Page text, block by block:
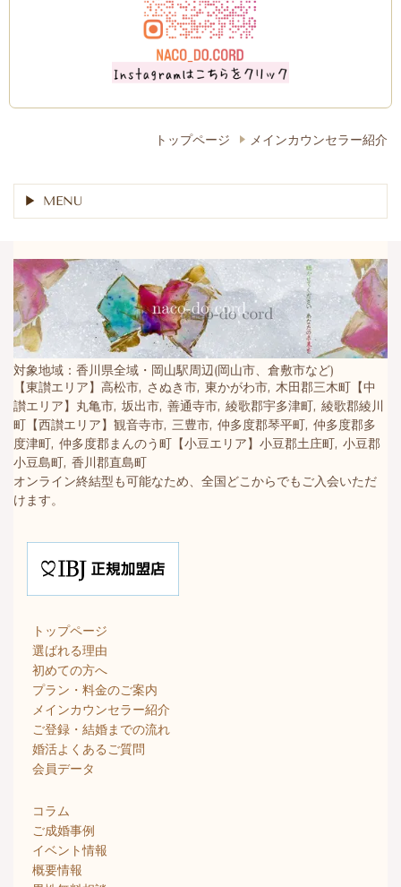
トップページ メインカウンセラー紹介
MENU
対象地域：香川県全域・岡山駅周辺(岡山市、倉敷市など)
【東讃エリア】高松市, さぬき市, 東かがわ市, 木田郡三木町【中
讃エリア】丸亀市, 坂出市, 善通寺市, 綾歌郡宇多津町, 綾歌郡綾川
町【西讃エリア】観音寺市, 三豊市, 仲多度郡琴平町, 仲多度郡多
度津町, 仲多度郡まんのう町【小豆エリア】小豆郡土庄町, 小豆郡
小豆島町, 香川郡直島町
オンライン終結型も可能なため、全国どこからでもご入会いただ
けます。
トップページ
選ばれる理由
初めての方へ
プラン・料金のご案内
メインカウンセラー紹介
ご登録・結婚までの流れ
婚活よくあるご質問
会員データ
コラム
ご成婚事例
イベント情報
概要情報